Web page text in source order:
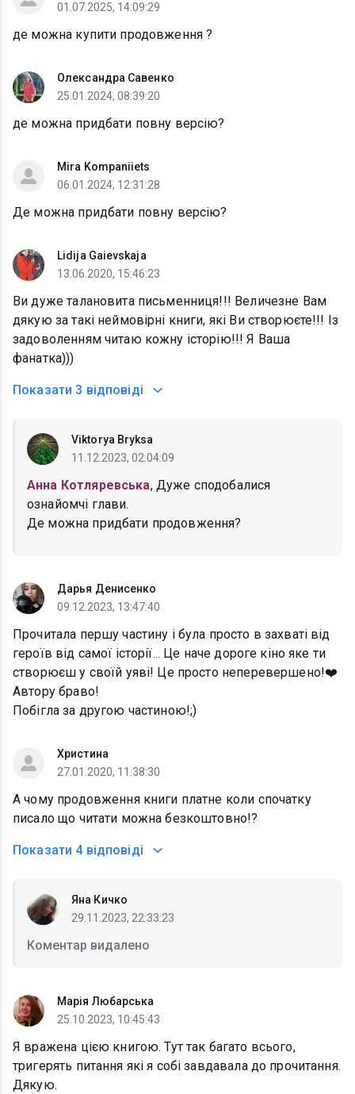
01.07.2025, 14:09:29
де можна купити продовження ?
Олександра Савенко
25.01.2024, 08:39:20
де можна придбати повну версію?
Mira Kompaniiets
06.01.2024, 12:31:28
Де можна придбати повну версію?
Lidija Gaievskaja
13.06.2020, 15:46:23
Ви дуже талановита письменниця!!! Величезне Вам
дякую за такі неймовірні книги, які Ви створюєте!!! Із
задоволенням читаю кожну історію!!! Я Ваша
фанатка)))
Показати 3 відповіді
Viktorya Bryksa
11.12.2023, 02:04:09
Анна Котляревська, Дуже сподобалися
ознайомчі глави.
Де можна придбати продовження?
Дарья Денисенко
09.12.2023, 13:47:40
Прочитала першу частину і була просто в захваті від
героїв від самої історії... Це наче дороге кіно яке ти
створюєш у своїй уяві! Це просто неперевершено!❤️
Автору браво!
Побігла за другою частиною!;)
Христина
27.01.2020, 11:38:30
А чому продовження книги платне коли спочатку
писало що читати можна безкоштовно!?
Показати 4 відповіді
Яна Кичко
29.11.2023, 22:33:23
Коментар видалено
Марія Любарська
25.10.2023, 10:45:43
Я вражена цією книгою. Тут так багато всього,
тригерять питання які я собі завдавала до прочитання.
Дякую.